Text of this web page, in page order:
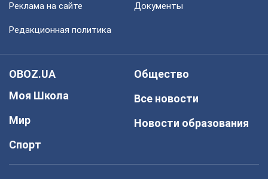
Реклама на сайте Документы
Редакционная политика
OBOZ.UA
Моя Школа
Мир
Спорт
Общество
Все новости
Новости образования